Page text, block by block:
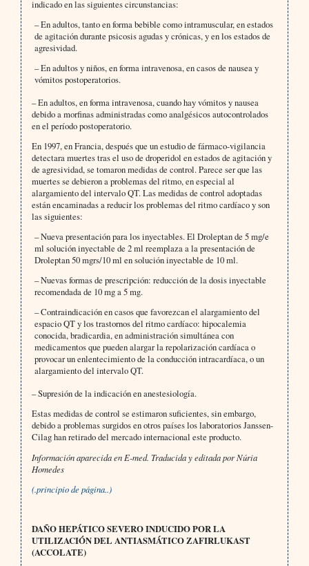
indicado en las siguientes circunstancias:
– En adultos, tanto en forma bebible como intramuscular, en estados
de agitación durante psicosis agudas y crónicas, y en los estados de
agresividad.
– En adultos y niños, en forma intravenosa, en casos de nausea y
vómitos postoperatorios.
– En adultos, en forma intravenosa, cuando hay vómitos y nausea
debido a morfinas administradas como analgésicos autocontrolados
en el período postoperatorio.
En 1997, en Francia, después que un estudio de fármaco-vigilancia
detectara muertes tras el uso de droperidol en estados de agitación y
de agresividad, se tomaron medidas de control. Parece ser que las
muertes se debieron a problemas del ritmo, en especial al
alargamiento del intervalo QT. Las medidas de control adoptadas
están encaminadas a reducir los problemas del ritmo cardíaco y son
las siguientes:
– Nueva presentación para los inyectables. El Droleptan de 5 mg/e
ml solución inyectable de 2 ml reemplaza a la presentación de
Droleptan 50 mgrs/10 ml en solución inyectable de 10 ml.
– Nuevas formas de prescripción: reducción de la dosis inyectable
recomendada de 10 mg a 5 mg.
– Contraindicación en casos que favorezcan el alargamiento del
espacio QT y los trastornos del ritmo cardíaco: hipocalemia
conocida, bradicardia, en administración simultánea con
medicamentos que pueden alargar la repolarización cardíaca o
provocar un enlentecimiento de la conducción intracardíaca, o un
alargamiento del intervalo QT.
– Supresión de la indicación en anestesiología.
Estas medidas de control se estimaron suficientes, sin embargo,
debido a problemas surgidos en otros países los laboratorios Janssen-
Cilag han retirado del mercado internacional este producto.
Información aparecida en E-med. Traducida y editada por Núria
Homedes
(.principio de página..)
DAÑO HEPÁTICO SEVERO INDUCIDO POR LA
UTILIZACIÓN DEL ANTIASMÁTICO ZAFIRLUKAST
(ACCOLATE)